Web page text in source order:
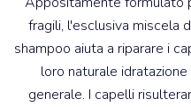
fragili, l'esclusiva miscela
shampoo aiuta a riparare i
loro naturale
generale. I capelli